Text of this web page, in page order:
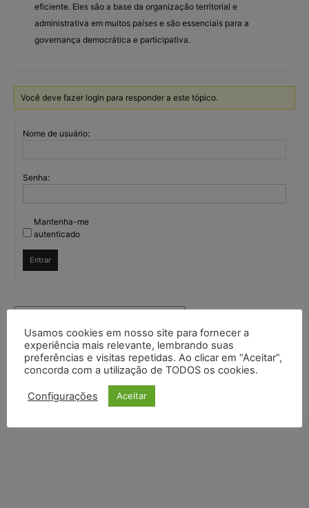
eficiente. Eles são a base da organização territorial e
administrativa em muitos países e são essenciais para a
governança democrática e participativa.
Você deve fazer login para responder a este tópico.
Nome de usuário:
Senha:
Mantenha-me
autenticado
Entrar
Continuar comX
Usamos cookies em nosso site para fornecer a
experiência mais relevante, lembrando suas
preferências e visitas repetidas. Ao clicar em “Aceitar”,
concorda com a utilização de TODOS os cookies.
Configurações Aceitar